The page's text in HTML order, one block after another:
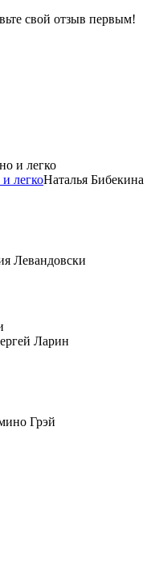
свой отзыв первым!
легкоНаталья Бибекина
Левандовски
Ларин
Грэй